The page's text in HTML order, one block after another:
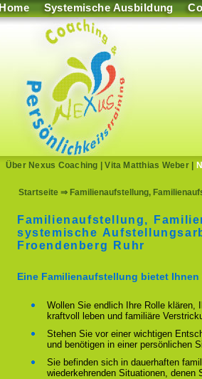
Home Systemische Ausbildung
Über Nexus Coaching |Vita Matthias Weber|
Startseite ⇒ Familienaufstellung,
Familienaufstellung,
systemische
Froendenberg Ruhr
Eine Familienaufstellung bietet
Wollen Sie endlich Ihre Rolle klären,
kraftvoll leben und familiäre
Stehen Sie vor einer wichtigen
und benötigen in einer persönlichen
Sie befinden sich in dauerhaften
wiederkehrenden Situationen,